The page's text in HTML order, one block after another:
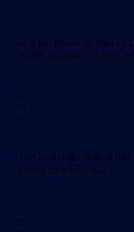
Sáng tạo nội dung, thiết kế
chuyển đổi, video và hình
5
05
Triển khai chiến dịch và
ra công thức hiệu quả.
6
06